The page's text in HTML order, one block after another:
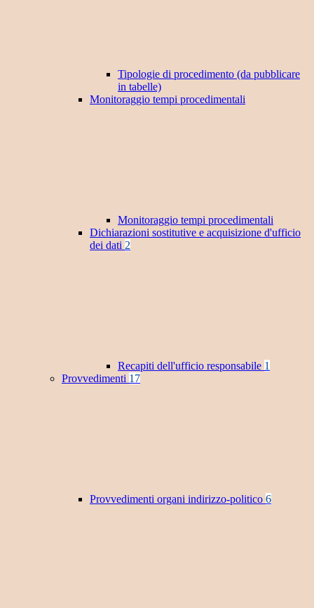
Tipologie di procedimento (da pubblicare
in tabelle)
Monitoraggio tempi procedimentali
Monitoraggio tempi procedimentali
Dichiarazioni sostitutive e acquisizione d'ufficio
dei dati 2
Recapiti dell'ufficio responsabile 1
Provvedimenti 17
Provvedimenti organi indirizzo-politico 6